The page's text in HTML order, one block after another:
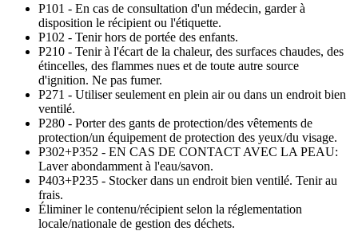
P101 - En cas de consultation d'un médecin, garder à
disposition le récipient ou l'étiquette.
P102 - Tenir hors de portée des enfants.
P210 - Tenir à l'écart de la chaleur, des surfaces chaudes, des
étincelles, des flammes nues et de toute autre source
d'ignition. Ne pas fumer.
P271 - Utiliser seulement en plein air ou dans un endroit bien
ventilé.
P280 - Porter des gants de protection/des vêtements de
protection/un équipement de protection des yeux/du visage.
P302+P352 - EN CAS DE CONTACT AVEC LA PEAU:
Laver abondamment à l'eau/savon.
P403+P235 - Stocker dans un endroit bien ventilé. Tenir au
frais.
Éliminer le contenu/récipient selon la réglementation
locale/nationale de gestion des déchets.